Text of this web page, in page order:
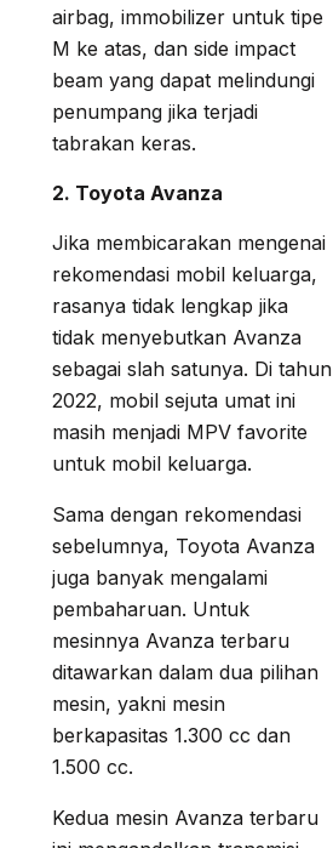
airbag, immobilizer untuk tipe
M ke atas, dan side impact
beam yang dapat melindungi
penumpang jika terjadi
tabrakan keras.
2. Toyota Avanza
Jika membicarakan mengenai
rekomendasi mobil keluarga,
rasanya tidak lengkap jika
tidak menyebutkan Avanza
sebagai slah satunya. Di tahun
2022, mobil sejuta umat ini
masih menjadi MPV favorite
untuk mobil keluarga.
Sama dengan rekomendasi
sebelumnya, Toyota Avanza
juga banyak mengalami
pembaharuan. Untuk
mesinnya Avanza terbaru
ditawarkan dalam dua pilihan
mesin, yakni mesin
berkapasitas 1.300 cc dan
1.500 cc.
Kedua mesin Avanza terbaru